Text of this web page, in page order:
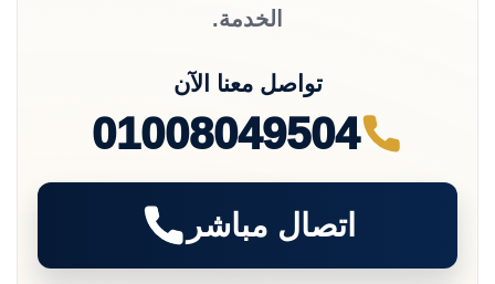
الخدمة.
تواصل معنا الآن
01008049504
اتصال مباشر